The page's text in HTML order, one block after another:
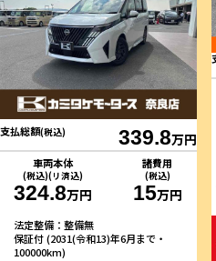
支払総額(税込) 339.8万円
車両本体
(税込)(リ済込)
324.8万円
諸費用
(税込)
15万円
法定整備：整備無
保証付 (2031(令和13)年6月まで・
100000km)